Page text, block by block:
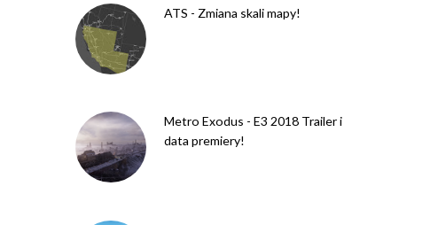
ATS - Zmiana skali mapy!
Metro Exodus - E3 2018 Trailer i
data premiery!